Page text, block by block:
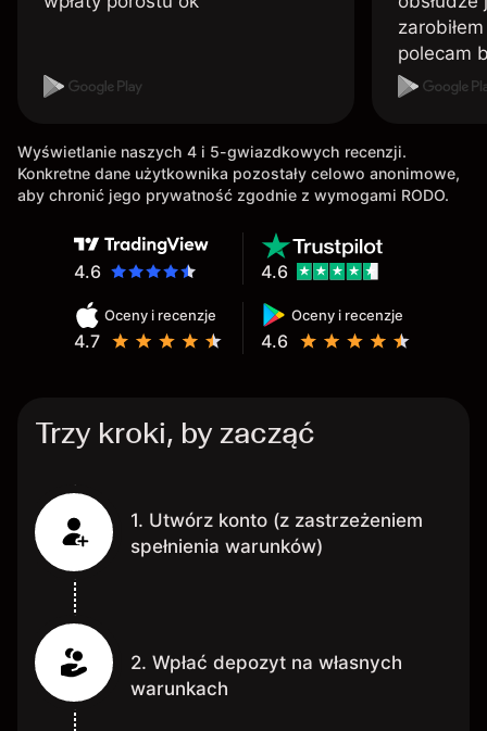
polecam
Wyświetlanie naszych 4 i 5-gwiazdkowych recenzji.
Konkretne dane użytkownika pozostały celowo anonimowe,
aby chronić jego prywatność zgodnie z wymogami RODO.
4.6
Oceny i recenzje
4.7
Oceny i recenzje
4.6
4.6
Trzy kroki, by zacząć
1. Utwórz konto (z zastrzeżeniem
spełnienia warunków)
2. Wpłać depozyt na własnych
warunkach